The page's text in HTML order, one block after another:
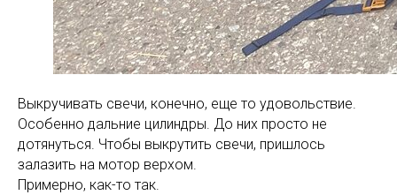
Выкручивать свечи, конечно, еще то удовольствие.
Особенно дальние цилиндры. До них просто не
дотянуться. Чтобы выкрутить свечи, пришлось
залазить на мотор верхом.
Примерно, как-то так.